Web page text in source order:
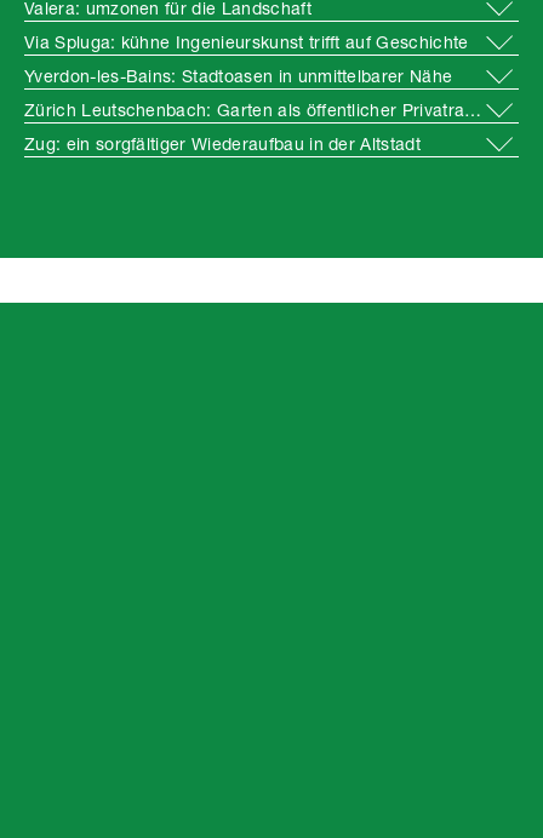
Valera: umzonen für die Landschaft
Via Spluga: kühne Ingenieurskunst trifft auf Geschichte
Yverdon-les-Bains: Stadtoasen in unmittelbarer Nähe
Zürich Leutschenbach: Garten als öffentlicher Privatraum
Zug: ein sorgfältiger Wiederaufbau in der Altstadt